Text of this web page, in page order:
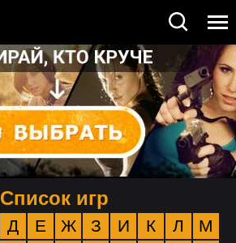
Список игр
Д Е Ж З И К Л
М